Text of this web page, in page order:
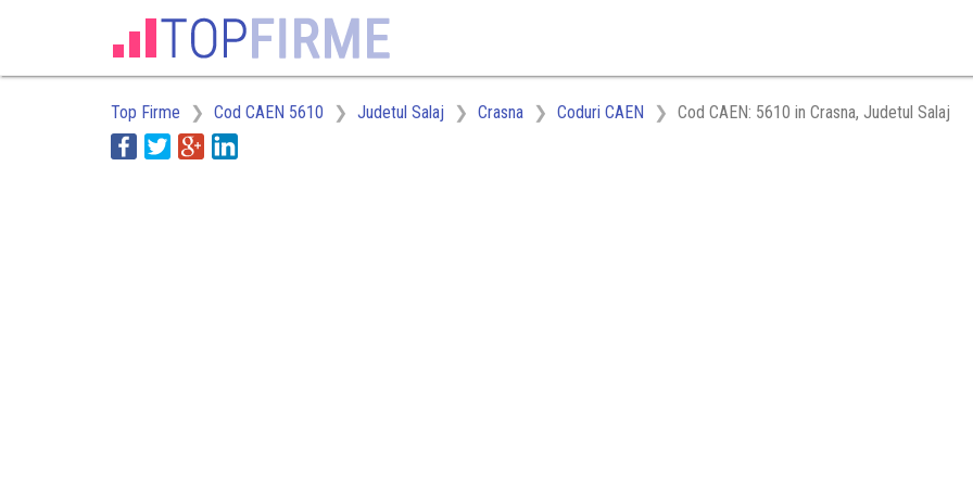
Top Firme Cod CAEN 5610 Judetul Salaj Crasna Coduri CAEN Cod CAEN: 5610 in Crasna, Judetul Salaj